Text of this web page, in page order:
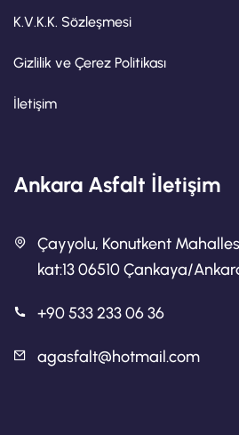
K.V.K.K. Sözleşmesi
Gizlilik ve Çerez Politikası
İletişim
Ankara Asfalt İletişim
Çayyolu, Konutkent
kat:13 06510 Çankaya/
+90 533 233 06 36
agasfalt@hotmail.com